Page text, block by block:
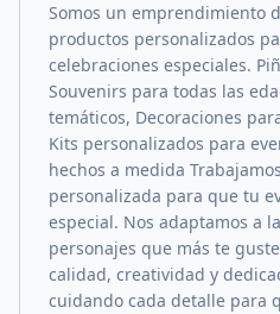
Somos un emprendimiento
productos personalizados
celebraciones especiales.
Souvenirs para todas las
temáticos, Decoraciones
Kits personalizados para
hechos a medida
personalizada para que tu
especial. Nos adaptamos a
personajes que más te
calidad, creatividad y
cuidando cada detalle para